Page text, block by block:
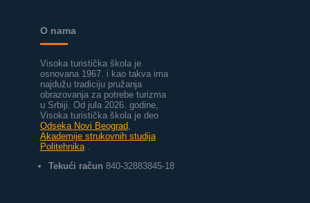
O nama
Visoka turistička škola je
osnovana 1967. i kao takva ima
najdužu tradiciju pružanja
obrazovanja za potrebe turizma
u Srbiji. Od jula 2026. godine,
Visoka turistička škola je deo
Odseka Novi Beograd
Akademije strukovnih studija
Politehnika
Tekući račun 840-32883845-18